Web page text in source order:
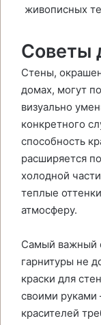
Coвeты
Стены,
домах, могут
визуально
конкретного
способность
расширяется
холодной
теплые
атмосферу.
Самый важный
гарнитуры не
краски для
своими руками
красителей